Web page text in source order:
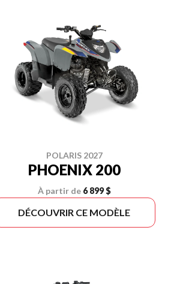
POLARIS 2027
PHOENIX 200
À partir de 6 899 $
DÉCOUVRIR CE MODÈLE